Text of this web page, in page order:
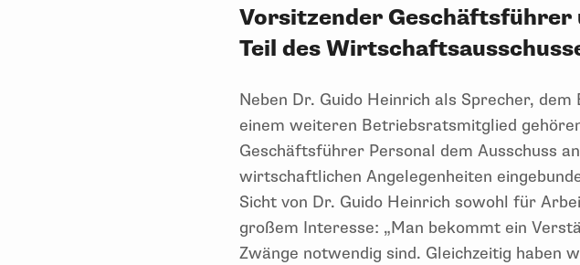
Vorsitzender Geschäftsführer
Teil des
Neben Dr. Guido Heinrich als Sprecher,
einem weiteren Betriebsratsmitglied
Geschäftsführer Personal dem Ausschuss
wirtschaftlichen Angelegenheiten
Sicht von Dr. Guido Heinrich sowohl für
großem Interesse: „Man bekommt ein
Zwänge notwendig sind. Gleichzeitig haben